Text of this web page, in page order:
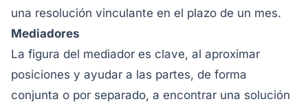
una resolución vinculante en el plazo de un mes.
Mediadores
La figura del mediador es clave, al aproximar
posiciones y ayudar a las partes, de forma
conjunta o por separado, a encontrar una solución